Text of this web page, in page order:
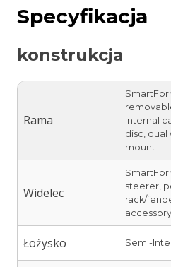
Specyfikacja
konstrukcja
Rama
internal
disc,
mount
Widelec
steerer,
rack/
Łożysko Semi-